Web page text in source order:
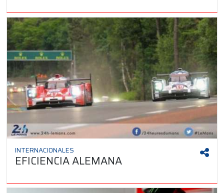
INTERNACIONALES
EFICIENCIA ALEMANA